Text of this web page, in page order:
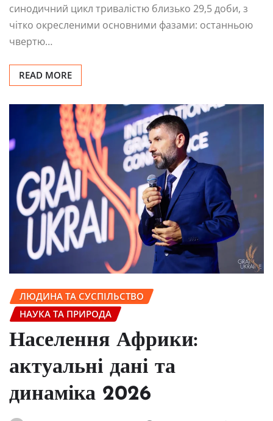
синодичний цикл тривалістю близько 29,5 доби, з
чітко окресленими основними фазами: останньою
чвертю…
READ MORE
ЛЮДИНА ТА СУСПІЛЬСТВО
НАУКА ТА ПРИРОДА
Населення Африки:
актуальні дані та
динаміка 2026